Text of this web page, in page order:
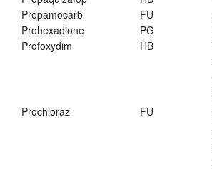
Propamocarb
FU
Prohexadione
PG
Profoxydim
HB
Prochloraz FU